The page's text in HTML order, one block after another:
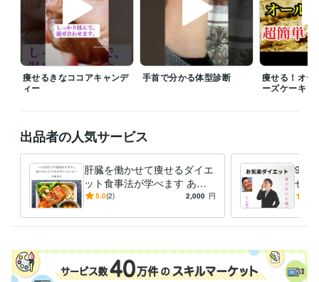
意地でも運動しないダイエット 食生活だけで10歳若見え
資格・検定
食生活アドバイザー2級 取得年 : 2018年
ビジネス・クリエイティブツール
Excel:25年
得意分野
住まい・美容・生活相談 ダイエットカウンセリング
ダイエット
学歴
愛媛大学 1992年3月 ~ 1996年2月
痩せるきなココアキャンデ
ィー
手首で分かる体型診断
痩せる！オー
ーズケーキ
出品者の人気サービス
肝臓を働かせて痩せるダイエ
ット食事法が学べます あな
たの疲労の原因は「肝臓の悲
5.0(2) 2,000 円
92㎏
せた
いと